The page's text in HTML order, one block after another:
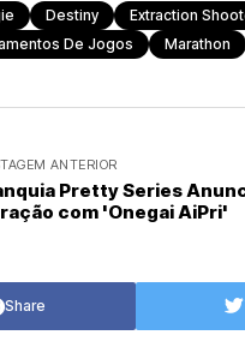
Destiny Extraction
De Jogos
Marathon
ANTERIOR
Pretty Series
com 'Onegai AiPri'
Share